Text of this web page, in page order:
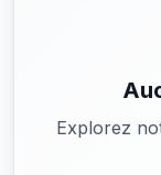
Explorez